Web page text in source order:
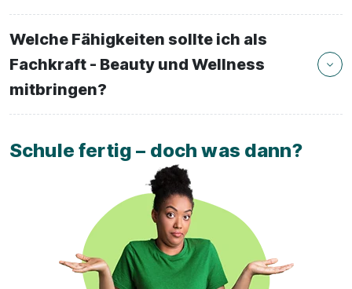
Welche Fähigkeiten sollte ich als
Fachkraft - Beauty und Wellness
mitbringen?
Schule fertig – doch was dann?